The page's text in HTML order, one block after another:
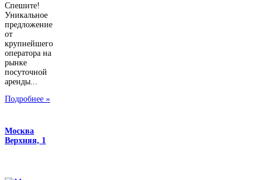
Спешите!
Уникальное
предложение
от
крупнейшего
оператора на
рынке
посуточной
аренды...
Подробнее »
Москва
Верхняя, 1